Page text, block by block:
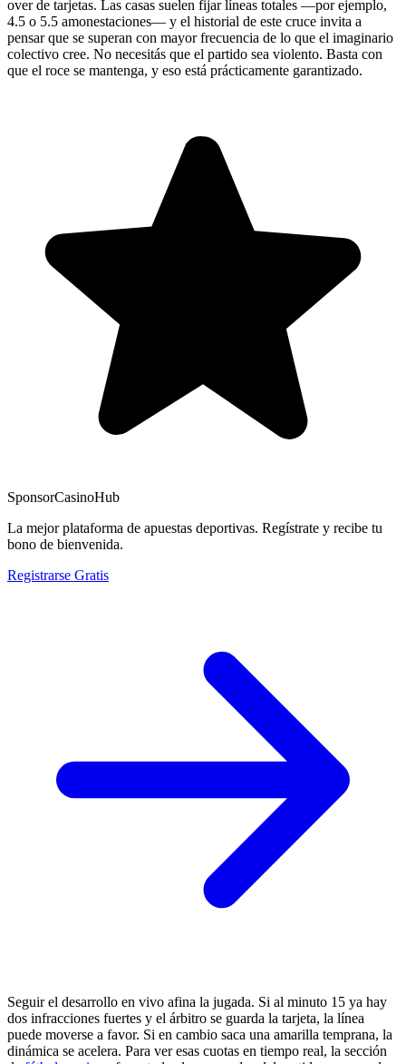
over de tarjetas. Las casas suelen fijar líneas totales —por ejemplo,
4.5 o 5.5 amonestaciones— y el historial de este cruce invita a
pensar que se superan con mayor frecuencia de lo que el imaginario
colectivo cree. No necesitás que el partido sea violento. Basta con
que el roce se mantenga, y eso está prácticamente garantizado.
SponsorCasinoHub
La mejor plataforma de apuestas deportivas. Regístrate y recibe tu
bono de bienvenida.
Registrarse Gratis
Seguir el desarrollo en vivo afina la jugada. Si al minuto 15 ya hay
dos infracciones fuertes y el árbitro se guarda la tarjeta, la línea
puede moverse a favor. Si en cambio saca una amarilla temprana, la
dinámica se acelera. Para ver esas cuotas en tiempo real, la sección